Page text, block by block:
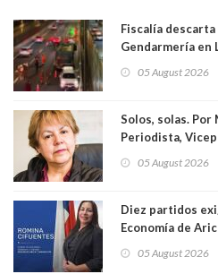
Fiscalía
Gendarmería en
05 August 2026
Solos, solas. Por
Periodista,
05 August 2026
Diez partidos
Economía de
una militante de
05 August 2026